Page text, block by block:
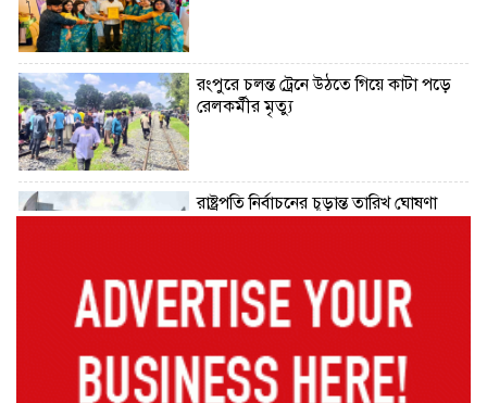
রংপুরে চলন্ত ট্রেনে উঠতে গিয়ে কাটা পড়ে
রেলকর্মীর মৃত্যু
রাষ্ট্রপতি নির্বাচনের চূড়ান্ত তারিখ ঘোষণা
সাভারের রাজপথে রক্তের দাগ, স্মৃতিতে